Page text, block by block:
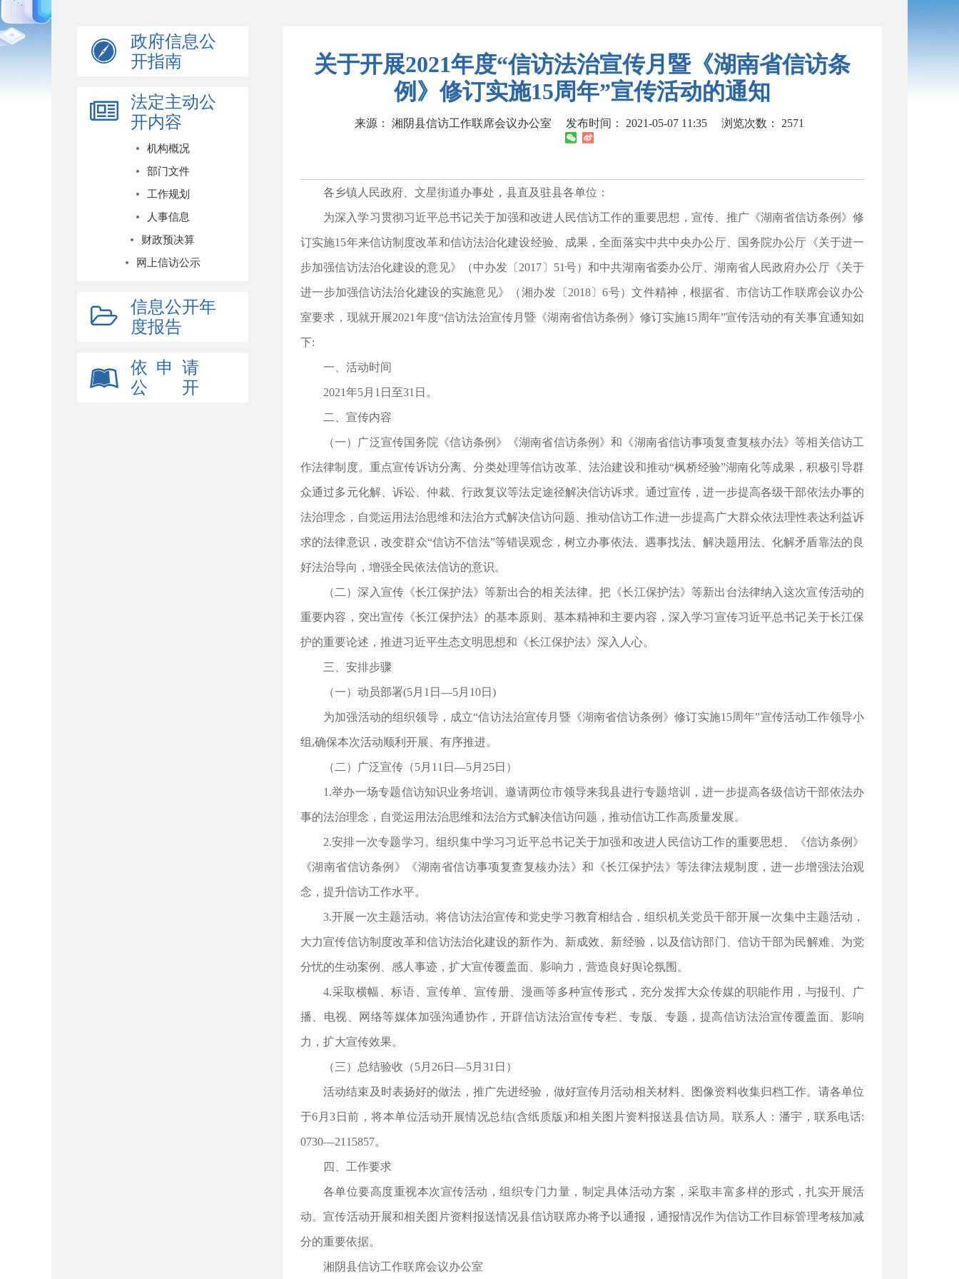
政府信息公
开指南
法定主动公
开内容
机构概况
部门文件
工作规划
人事信息
财政预决算
网上信访公示
信息公开年
度报告
依 申 请
公 开
关于开展2021年度“信访法治宣传月暨《湖南省信访条
例》修订实施15周年”宣传活动的通知
来源： 湘阴县信访工作联席会议办公室 发布时间： 2021-05-07 11:35 浏览次数： 2571
各乡镇人民政府、文星街道办事处，县直及驻县各单位：
为深入学习贯彻习近平总书记关于加强和改进人民信访工作的重要思想，宣传、推广《湖南省信访条例》修
订实施15年来信访制度改革和信访法治化建设经验、成果，全面落实中共中央办公厅、国务院办公厅《关于进一
步加强信访法治化建设的意见》（中办发〔2017〕51号）和中共湖南省委办公厅、湖南省人民政府办公厅《关于
进一步加强信访法治化建设的实施意见》（湘办发〔2018〕6号）文件精神，根据省、市信访工作联席会议办公
室要求，现就开展2021年度“信访法治宣传月暨《湖南省信访条例》修订实施15周年”宣传活动的有关事宜通知如
下:
一、活动时间
2021年5月1日至31日。
二、宣传内容
（一）广泛宣传国务院《信访条例》《湖南省信访条例》和《湖南省信访事项复查复核办法》等相关信访工
作法律制度。重点宣传诉访分离、分类处理等信访改革、法治建设和推动“枫桥经验”湖南化等成果，积极引导群
众通过多元化解、诉讼、仲裁、行政复议等法定途径解决信访诉求。通过宣传，进一步提高各级干部依法办事的
法治理念，自觉运用法治思维和法治方式解决信访问题、推动信访工作;进一步提高广大群众依法理性表达利益诉
求的法律意识，改变群众“信访不信法”等错误观念，树立办事依法、遇事找法、解决题用法、化解矛盾靠法的良
好法治导向，增强全民依法信访的意识。
（二）深入宣传《长江保护法》等新出合的相关法律。把《长江保护法》等新出台法律纳入这次宣传活动的
重要内容，突出宣传《长江保护法》的基本原则、基本精神和主要内容，深入学习宣传习近平总书记关于长江保
护的重要论述，推进习近平生态文明思想和《长江保护法》深入人心。
三、安排步骤
（一）动员部署(5月1日—5月10日)
为加强活动的组织领导，成立“信访法治宣传月暨《湖南省信访条例》修订实施15周年”宣传活动工作领导小
组,确保本次活动顺利开展、有序推进。
（二）广泛宣传（5月11日—5月25日）
1.举办一场专题信访知识业务培训。邀请两位市领导来我县进行专题培训，进一步提高各级信访干部依法办
事的法治理念，自觉运用法治思维和法治方式解决信访问题，推动信访工作高质量发展。
2.安排一次专题学习。组织集中学习习近平总书记关于加强和改进人民信访工作的重要思想、《信访条例》
《湖南省信访条例》《湖南省信访事项复查复核办法》和《长江保护法》等法律法规制度，进一步增强法治观
念，提升信访工作水平。
3.开展一次主题活动。将信访法治宣传和党史学习教育相结合，组织机关党员干部开展一次集中主题活动，
大力宣传信访制度改革和信访法治化建设的新作为、新成效、新经验，以及信访部门、信访干部为民解难、为党
分忧的生动案例、感人事迹，扩大宣传覆盖面、影响力，营造良好舆论氛围。
4.采取横幅、标语、宣传单、宣传册、漫画等多种宣传形式，充分发挥大众传媒的职能作用，与报刊、广
播、电视、网络等媒体加强沟通协作，开辟信访法治宣传专栏、专版、专题，提高信访法治宣传覆盖面、影响
力，扩大宣传效果。
（三）总结验收（5月26日—5月31日）
活动结束及时表扬好的做法，推广先进经验，做好宣传月活动相关材料、图像资料收集归档工作。请各单位
于6月3日前，将本单位活动开展情况总结(含纸质版)和相关图片资料报送县信访局。联系人：潘宇，联系电话:
0730—2115857。
四、工作要求
各单位要高度重视本次宣传活动，组织专门力量，制定具体活动方案，采取丰富多样的形式，扎实开展活
动。宣传活动开展和相关图片资料报送情况县信访联席办将予以通报，通报情况作为信访工作目标管理考核加减
分的重要依据。
湘阴县信访工作联席会议办公室